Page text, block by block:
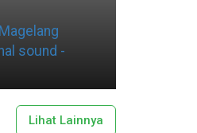
sound -
Lihat Lainnya